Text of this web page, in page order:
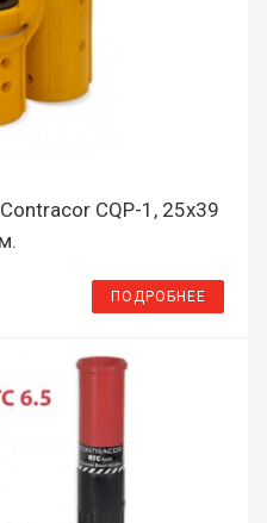
CQP-1, 25х39
ПОДРОБНЕЕ